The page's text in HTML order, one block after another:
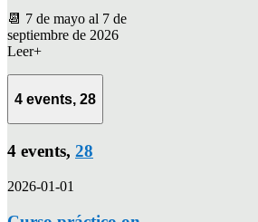
📆 7 de mayo al 7 de
septiembre de 2026
Leer+
4 events, 28
4 events, 28
2026-01-01